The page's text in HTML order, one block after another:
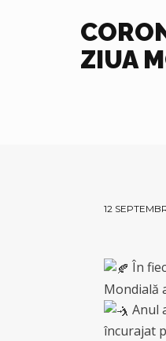
ZIUA
12
În
Mondială
Anul
încurajat